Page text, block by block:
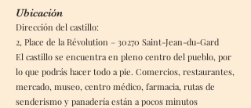
Ubicación
Dirección del castillo:
2, Place de la Révolution – 30270 Saint-Jean-du-Gard
El castillo se encuentra en pleno centro del pueblo, por
lo que podrás hacer todo a pie. Comercios, restaurantes,
mercado, museo, centro médico, farmacia, rutas de
senderismo y panadería están a pocos minutos